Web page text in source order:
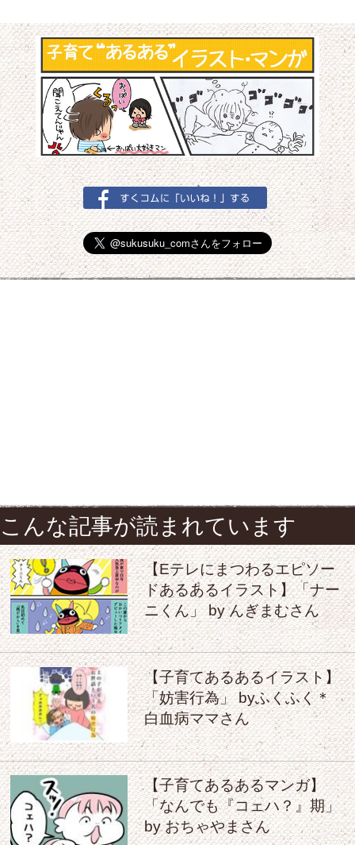
こんな記事が読まれています
【Eテレにまつわるエピソー
ドあるあるイラスト】「ナー
ニくん」 by んぎまむさん
【子育てあるあるイラスト】
「妨害行為」 byふくふく＊
白血病ママさん
【子育てあるあるマンガ】
「なんでも『コェハ？』期」
by おちゃやまさん